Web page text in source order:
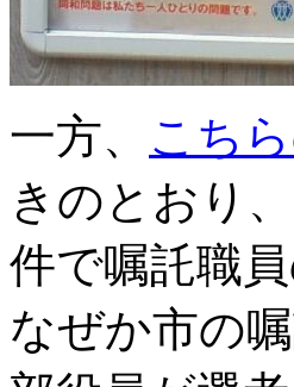
一方、 こち
きのとおり
件で嘱託職
なぜか市の